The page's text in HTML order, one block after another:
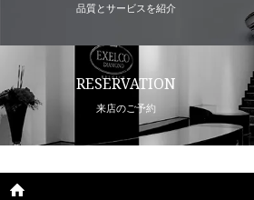
品質とサービスを紹介
RESERVATION
来店のご予約